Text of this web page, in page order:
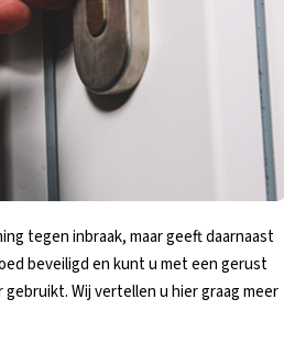
tegen inbraak, maar geeft daarnaast
beveiligd en kunt u met een gerust
gebruikt. Wij vertellen u hier graag meer